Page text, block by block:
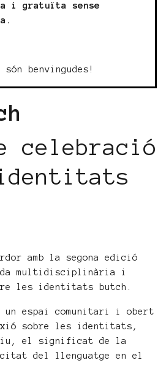
i gratuïta sense
benvingudes!
celebració
amb la segona edició
multidisciplinària i
les identitats butch.
un espai comunitari i obert
sobre les identitats,
el significat de la
del llenguatge en el